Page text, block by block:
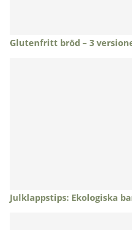
Glutenfritt bröd – 3
Julklappstips: Ekologiska